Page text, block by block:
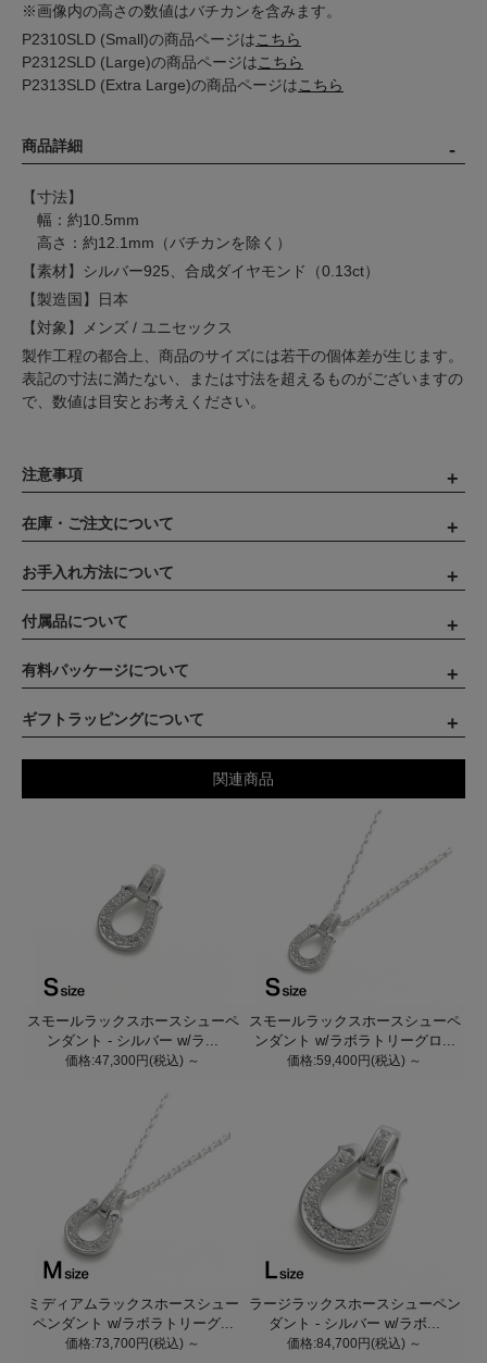
※画像内の高さの数値はバチカンを含みます。
P2310SLD (Small)の商品ページは こちら
P2312SLD (Large)の商品ページは こちら
P2313SLD (Extra Large)の商品ページは こちら
商品詳細
【寸法】
幅：約10.5mm
高さ：約12.1mm（バチカンを除く）
【素材】シルバー925、合成ダイヤモンド（0.13ct）
【製造国】日本
【対象】メンズ / ユニセックス
製作工程の都合上、商品のサイズには若干の個体差が生じます。
表記の寸法に満たない、または寸法を超えるものがございますの
で、数値は目安とお考えください。
注意事項
在庫・ご注文について
お手入れ方法について
付属品について
有料パッケージについて
ギフトラッピングについて
関連商品
スモールラックスホースシューペ
ンダント - シルバー w/ラ...
価格:47,300円(税込) ～
スモールラックスホースシューペ
ンダント w/ラボラトリーグロ...
価格:59,400円(税込) ～
ミディアムラックスホースシュー
ペンダント w/ラボラトリーグ...
価格:73,700円(税込) ～
ラージラックスホースシューペン
ダント - シルバー w/ラボ...
価格:84,700円(税込) ～